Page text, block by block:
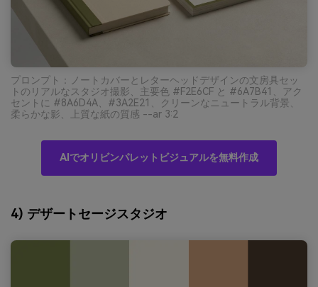
プロンプト：ノートカバーとレターヘッドデザインの文房具セッ
トのリアルなスタジオ撮影、主要色 #F2E6CF と #6A7B41、アク
セントに #8A6D4A、#3A2E21、クリーンなニュートラル背景、
柔らかな影、上質な紙の質感 --ar 3:2
AIでオリビンパレットビジュアルを無料作成
4) デザートセージスタジオ